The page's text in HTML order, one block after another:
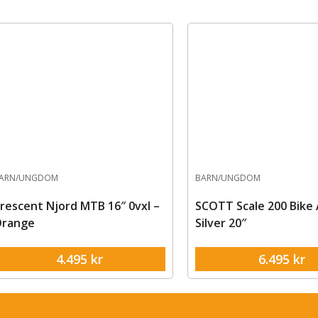
UNGDOM
Njord MTB 16″ 0vxl –
4.495 kr
BARN/UNGDOM
SCOTT Scale 200 Bike
Silver 20″
6.495 kr